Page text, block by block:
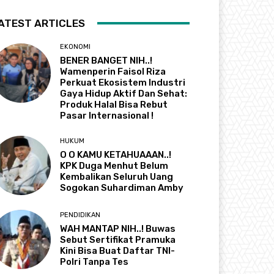
ARTICLES
EKONOMI
BENER BANGET NIH..!
Wamenperin Faisol Riza
Perkuat Ekosistem Industri
Gaya Hidup Aktif Dan Sehat:
Produk Halal Bisa Rebut
Pasar Internasional !
HUKUM
O O KAMU KETAHUAAAN..!
KPK Duga Menhut Belum
Kembalikan Seluruh Uang
Sogokan Suhardiman Amby
PENDIDIKAN
WAH MANTAP NIH..! Buwas
Sebut Sertifikat Pramuka
Kini Bisa Buat Daftar TNI-
Polri Tanpa Tes